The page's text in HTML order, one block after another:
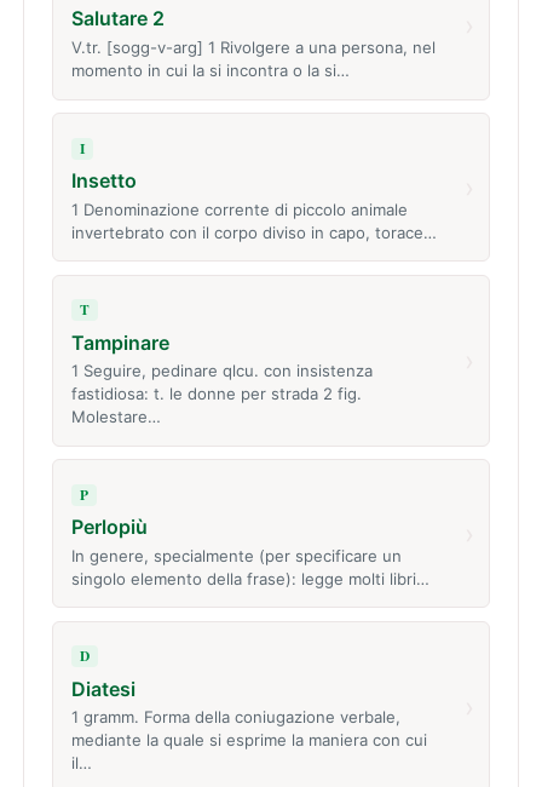
Salutare 2
V.tr. [sogg-v-arg] 1 Rivolgere a una persona, nel
momento in cui la si incontra o la si…
I
Insetto
1 Denominazione corrente di piccolo animale
invertebrato con il corpo diviso in capo, torace…
T
Tampinare
1 Seguire, pedinare qlcu. con insistenza
fastidiosa: t. le donne per strada 2 fig.
Molestare…
P
Perlopiù
In genere, specialmente (per specificare un
singolo elemento della frase): legge molti libri…
D
Diatesi
1 gramm. Forma della coniugazione verbale,
mediante la quale si esprime la maniera con cui
il…